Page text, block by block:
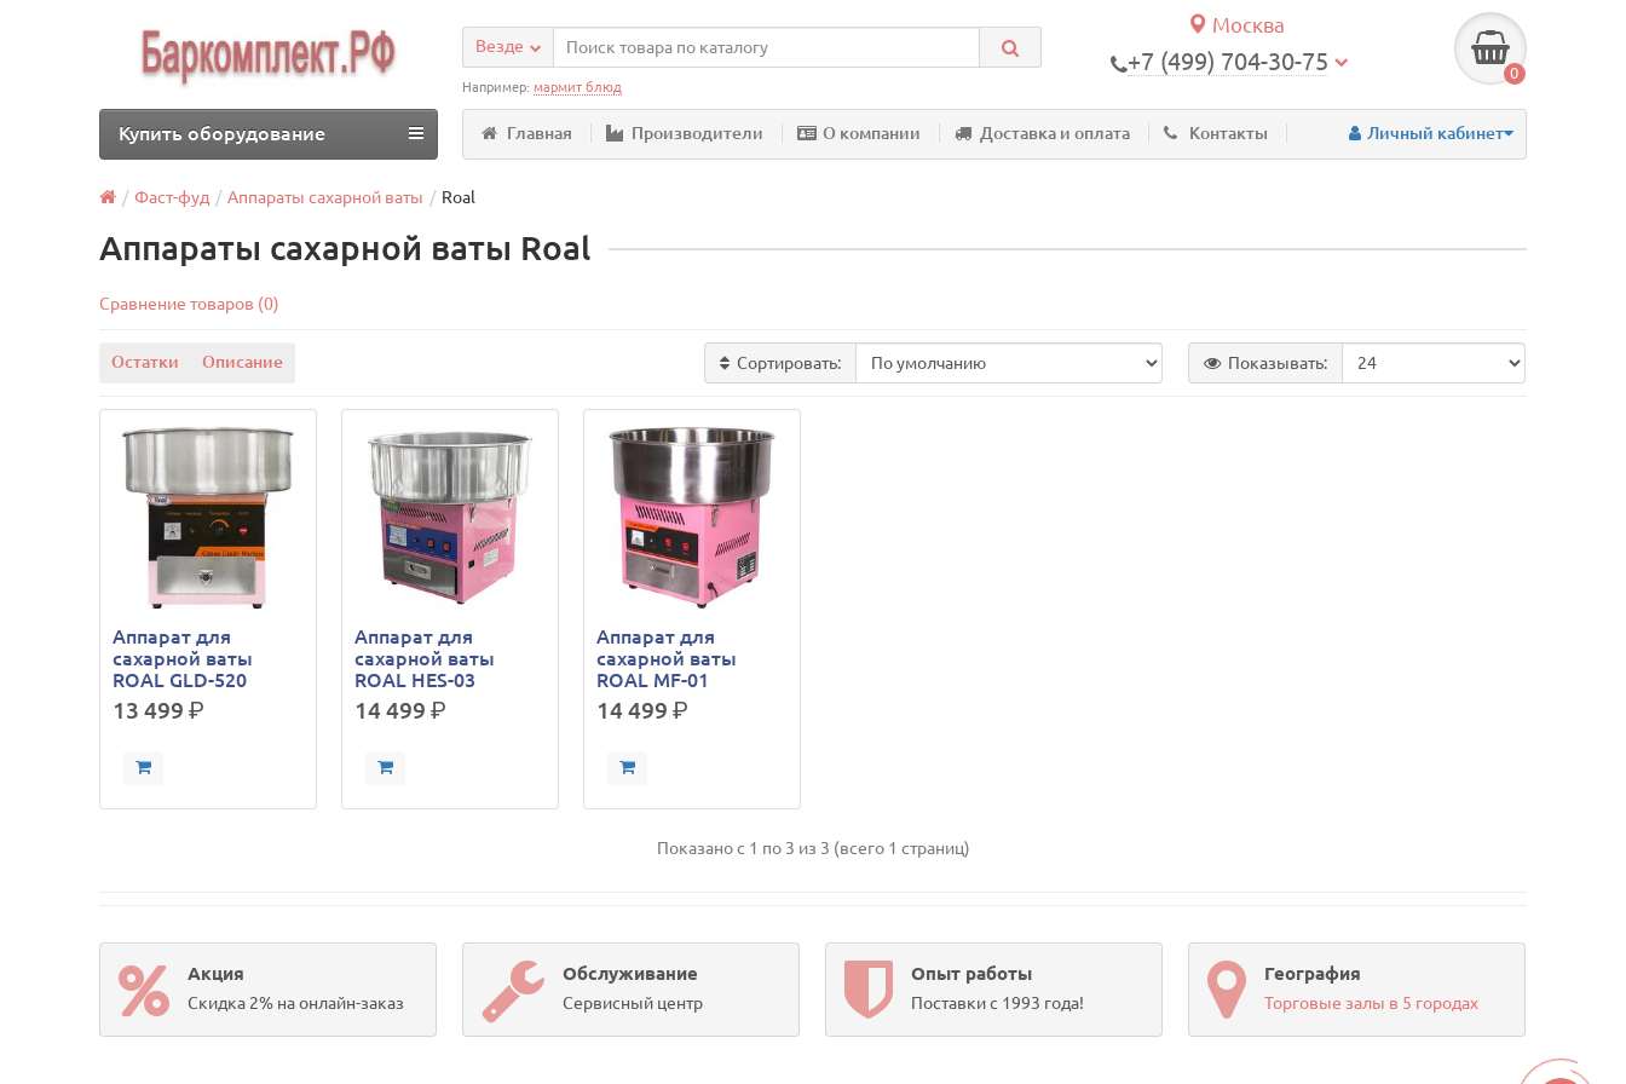
Москва
+7 (499) 704-30-75 0
Везде
Например:мармит блюд
Главная Производители О компании Доставка и оплата Контакты Личный кабинет
Купить оборудование
Фаст-фуд Аппараты сахарной ваты Roal
Аппараты сахарной ваты Roal
Сравнение товаров (0)
Остатки Описание Сортировать: Показывать:
Аппарат для
сахарной ваты
ROAL GLD-520
13 499р.
Аппарат для
сахарной ваты
ROAL HES-03
14 499р.
Аппарат для
сахарной ваты
ROAL MF-01
14 499р.
Показано с 1 по 3 из 3 (всего 1 страниц)
Акция
Скидка 2% на онлайн-заказ
Обслуживание
Сервисный центр
Опыт работы
Поставки с 1993 года!
География
Торговые залы в 5 городах